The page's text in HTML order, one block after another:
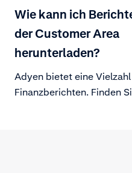
Wie kann ich
der Customer Area
herunterladen?
Adyen bietet eine
Finanzberichten. Finden